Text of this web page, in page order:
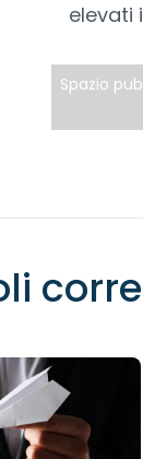
elevati
Spazio